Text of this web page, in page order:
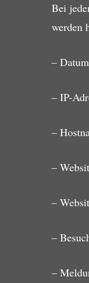
Bei
werden
–
– IP-
–
–
–
–
–